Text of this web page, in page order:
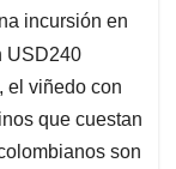
incursión en
USD240
el viñedo con
que cuestan
son